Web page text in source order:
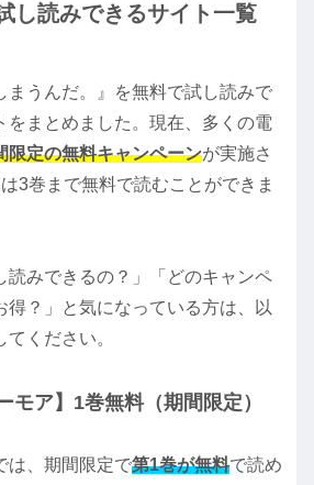
し読みできるサイト一覧
まうんだ。』を無料で試し読みで
をまとめました。現在、多くの電
限定の無料キャンペーンが実施さ
3巻まで無料で読むことができま
読みできるの？」「どのキャンペ
得？」と気になっている方は、以
ください。
モア】1巻無料（期間限定）
は、期間限定で第1巻が無料で読め